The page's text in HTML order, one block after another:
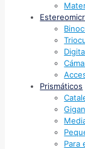
Prismáticos
Para